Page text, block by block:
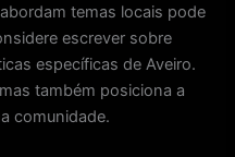
temas locais pode
escrever sobre
específicas de Aveiro.
também posiciona a
comunidade.